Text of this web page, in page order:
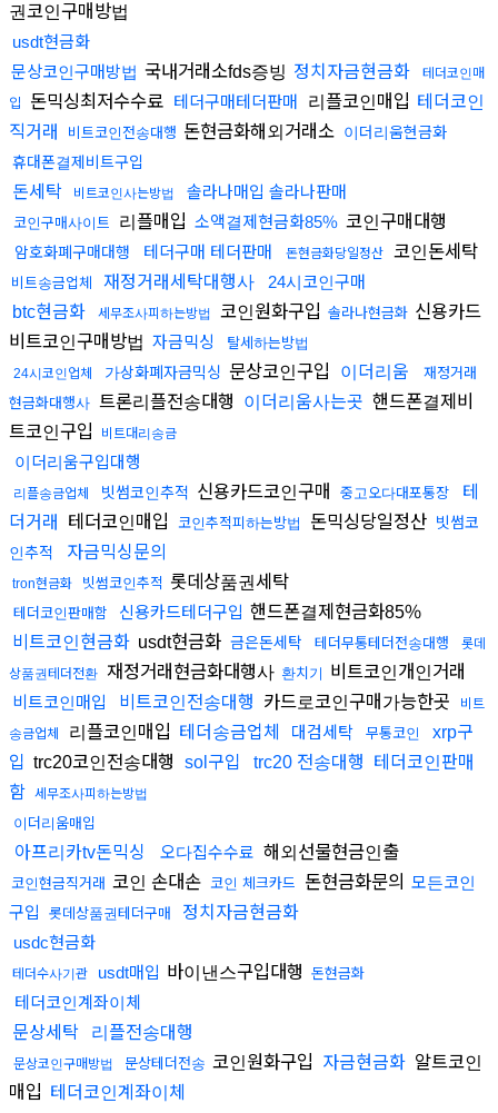
권코인구매방법
usdt현금화
문상코인구매방법 국내거래소fds증빙 정치자금현금화
테더코인매
입
돈믹싱최저수수료 테더구매테더판매 리플코인매입 테더코인
직거래
비트코인전송대행 돈현금화해외거래소 이더리움현금화
휴대폰결제비트구입
돈세탁 비트코인사는방법 솔라나매입 솔라나판매
코인구매사이트 리플매입 소액결제현금화85% 코인구매대행
암호화폐구매대행 테더구매 테더판매 돈현금화당일정산 코인돈세탁
비트송금업체 재정거래세탁대행사
24시코인구매
btc현금화
세무조사피하는방법 코인원화구입 솔라나현금화 신용카드
비트코인구매방법 자금믹싱 탈세하는방법
24시코인업체 가상화폐자금믹싱 문상코인구입 이더리움
재정거래
현금화대행사 트론리플전송대행 이더리움사는곳 핸드폰결제비
트코인구입
비트대리송금
이더리움구입대행
리플송금업체 빗썸코인추적 신용카드코인구매 중고오다대포통장
테
더거래
테더코인매입 코인추적피하는방법 돈믹싱당일정산 빗썸코
인추적
자금믹싱문의
tron현금화 빗썸코인추적 롯데상품권세탁
테더코인판매함 신용카드테더구입 핸드폰결제현금화85%
비트코인현금화 usdt현금화 금은돈세탁 테더무통테더전송대행
롯데
상품권테더전환 재정거래현금화대행사 환치기 비트코인개인거래
비트코인매입 비트코인전송대행 카드로코인구매가능한곳
비트
송금업체
리플코인매입 테더송금업체 대검세탁 무통코인
xrp구
입 trc20코인전송대행 sol구입 trc20 전송대행
테더코인판매
함 세무조사피하는방법
이더리움매입
아프리카tv돈믹싱 오다집수수료 해외선물현금인출
코인현금직거래 코인 손대손 코인 체크카드 돈현금화문의 모든코인
구입
롯데상품권테더구매
정치자금현금화
usdc현금화
테더수사기관 usdt매입 바이낸스구입대행 돈현금화
테더코인계좌이체
문상세탁
리플전송대행
문상코인구매방법 문상테더전송 코인원화구입 자금현금화 알트코인
매입 테더코인계좌이체